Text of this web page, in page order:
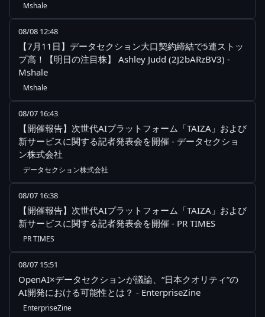
Mshale
08/08 12:48
【7月11日】データセクション大口契約締結で5連ストッ
プ高！【明日の注目株】 Ashley Judd (2J2bARzBV3) -
Mshale
Mshale
08/07 16:43
【開催報告】次世代AIプラットフォーム「TAIZA」および
新サービスに関する記者発表会を開催 - データセクショ
ン株式会社
データセクション株式会社
08/07 16:38
【開催報告】次世代AIプラットフォーム「TAIZA」および
新サービスに関する記者発表会を開催 - PR TIMES
PR TIMES
08/07 15:51
OpenAI×データセクションが議論、“日本クオリティ”の
AI開発における可能性とは？ - EnterpriseZine
EnterpriseZine